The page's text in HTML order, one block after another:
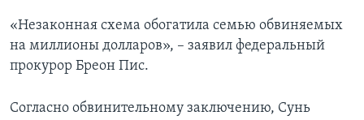
«Незаконная схема обогатила семью обвиняемых
на миллионы долларов», – заявил федеральный
прокурор Бреон Пис.
Согласно обвинительному заключению, Сунь